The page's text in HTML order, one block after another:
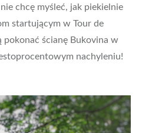
chcę myśleć, jak piekielnie
startującym w Tour de
pokonać ścianę Bukovina w
nachyleniu!